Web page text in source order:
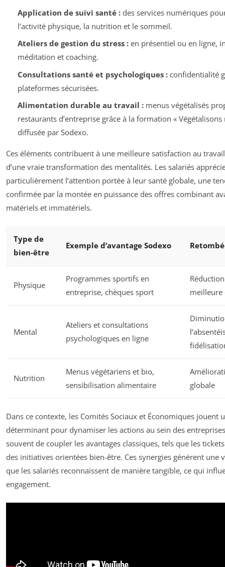
Application de suivi santé :des services numériques
l’activité physique, la nutrition et le sommeil.
Ateliers de gestion du stress :en présentiel ou en ligne,
méditation et coaching.
Consultations santé et psychologiques :confidentialité
plateformes sécurisées.
Alimentation durable au travail :menus végétalisés
restaurants d’entreprise grâce à la formation « Végétalisons
diffusée par Sodexo.
Ces éléments contribuent à une meilleure satisfaction au
d’une vraie transformation des mentalités. Les salariés
particulièrement l’attention portée à leur santé globale, une
confirmée par la montée en puissance des offres combinant
matériels et immatériels.
Type de
bien-être
Exemple d’avantage Sodexo
Physique
Programmes sportifs en
entreprise, chèques sport
meilleure
Mental
Ateliers et consultations
psychologiques en ligne
Nutrition
Menus végétariens et bio,
sensibilisation alimentaire
globale
Dans ce contexte, les Comités Sociaux et Économiques jouent
déterminant pour dynamiser les actions au sein des
souvent de coupler les avantages classiques, tels que les
des initiatives orientées bien-être. Ces synergies génèrent une
que les salariés reconnaissent de manière tangible, ce qui
engagement.